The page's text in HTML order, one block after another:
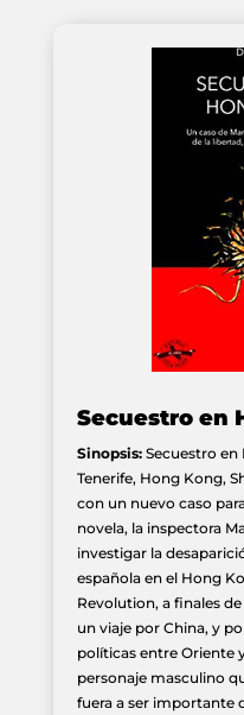
Secuestro en
Sinopsis: Secuestro en
Tenerife, Hong Kong,
con un nuevo caso
novela, la inspectora
investigar la
española en el Hong
Revolution, a finales
un viaje por China, y
políticas entre Oriente
personaje masculino
fuera a ser importante